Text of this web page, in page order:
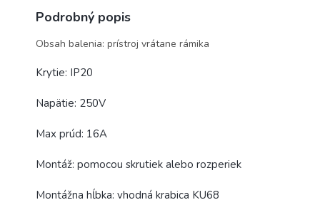
Podrobný popis
Obsah balenia: prístroj vrátane rámika
Krytie: IP20
Napätie: 250V
Max prúd: 16A
Montáž: pomocou skrutiek alebo rozperiek
Montážna hĺbka: vhodná krabica KU68